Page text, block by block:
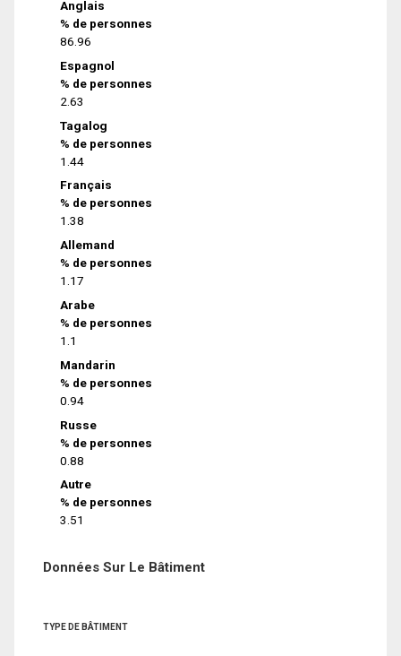
Anglais
% de personnes
86.96
Espagnol
% de personnes
2.63
Tagalog
% de personnes
1.44
Français
% de personnes
1.38
Allemand
% de personnes
1.17
Arabe
% de personnes
1.1
Mandarin
% de personnes
0.94
Russe
% de personnes
0.88
Autre
% de personnes
3.51
Données Sur Le Bâtiment
TYPE DE BÂTIMENT